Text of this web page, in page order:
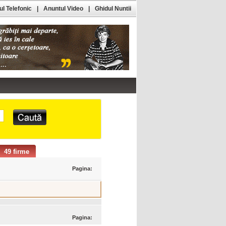
49 firme
Pagina:
Pagina:
Telefonic Anuntul Video Ghidul Nuntii